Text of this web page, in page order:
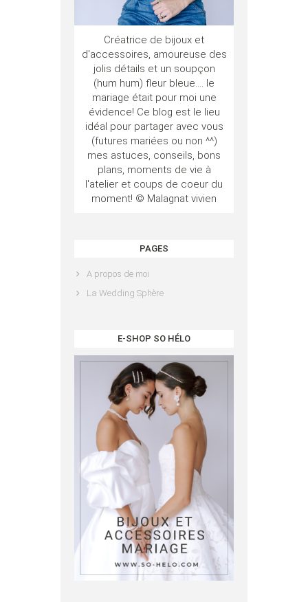
Créatrice de bijoux et
d'accessoires, amoureuse des
jolis détails et un soupçon
(hum hum) fleur bleue.... le
mariage était pour moi une
évidence! Ce blog est le lieu
idéal pour partager avec vous
(futures mariées ou non ^^)
mes astuces, conseils, bons
plans, moments de vie à
l'atelier et coups de coeur du
moment! © Malagnat vivien
PAGES
A propos de moi
La Wedding Sphère
E-SHOP SO HÉLO